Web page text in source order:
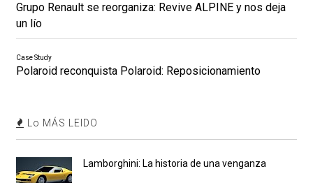
Grupo Renault se reorganiza: Revive ALPINE y nos deja
un lío
Case Study
Polaroid reconquista Polaroid: Reposicionamiento
Lo MÁS LEIDO
Lamborghini: La historia de una venganza